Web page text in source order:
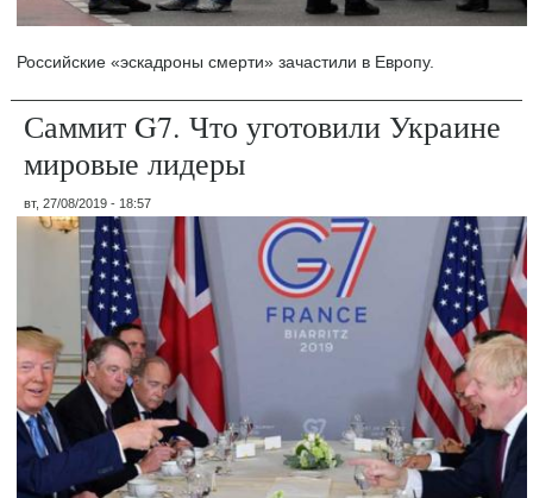
Российские «эскадроны смерти» зачастили в Европу.
Саммит G7. Что уготовили Украине
мировые лидеры
вт, 27/08/2019 - 18:57